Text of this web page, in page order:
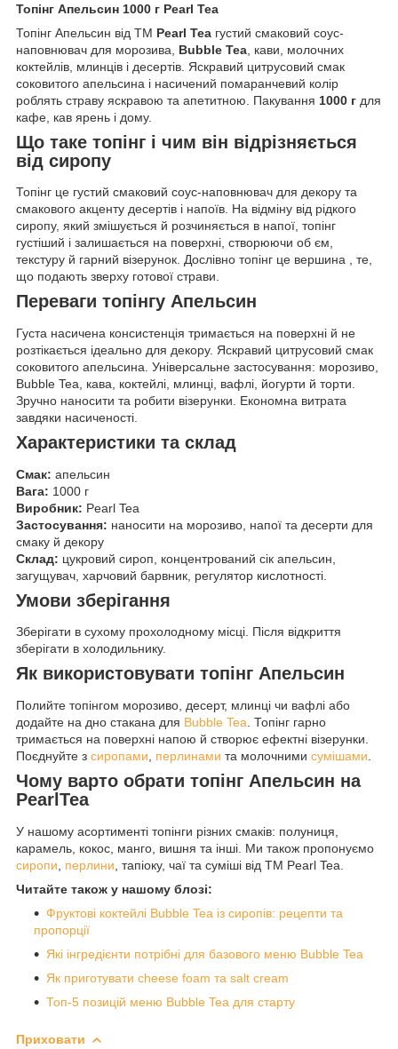
Топінг Апельсин 1000 г Pearl Tea
Топінг Апельсин від ТМ Pearl Tea густий смаковий соус-
наповнювач для морозива, Bubble Tea , кави, молочних
коктейлів, млинців і десертів. Яскравий цитрусовий смак
соковитого апельсина і насичений помаранчевий колір
роблять страву яскравою та апетитною. Пакування 1000 г для
кафе, кав ярень і дому.
Що таке топінг і чим він відрізняється
від сиропу
Топінг це густий смаковий соус-наповнювач для декору та
смакового акценту десертів і напоїв. На відміну від рідкого
сиропу, який змішується й розчиняється в напої, топінг
густіший і залишається на поверхні, створюючи об єм,
текстуру й гарний візерунок. Дослівно топінг це вершина , те,
що подають зверху готової страви.
Переваги топінгу Апельсин
Густа насичена консистенція тримається на поверхні й не
розтікається ідеально для декору. Яскравий цитрусовий смак
соковитого апельсина. Універсальне застосування: морозиво,
Bubble Tea, кава, коктейлі, млинці, вафлі, йогурти й торти.
Зручно наносити та робити візерунки. Економна витрата
завдяки насиченості.
Характеристики та склад
Смак: апельсин
Вага: 1000 г
Виробник: Pearl Tea
Застосування: наносити на морозиво, напої та десерти для
смаку й декору
Склад: цукровий сироп, концентрований сік апельсин,
загущувач, харчовий барвник, регулятор кислотності.
Умови зберігання
Зберігати в сухому прохолодному місці. Після відкриття
зберігати в холодильнику.
Як використовувати топінг Апельсин
Полийте топінгом морозиво, десерт, млинці чи вафлі або
додайте на дно стакана для Bubble Tea . Топінг гарно
тримається на поверхні напою й створює ефектні візерунки.
Поєднуйте з сиропами перлинами та молочними сумішами
Чому варто обрати топінг Апельсин на
PearlTea
У нашому асортименті топінги різних смаків: полуниця,
карамель, кокос, манго, вишня та інші. Ми також пропонуємо
сиропи
перлини , тапіоку, чаї та суміші від ТМ Pearl Tea.
Читайте також у нашому блозі:
Фруктові коктейлі Bubble Tea із сиропів: рецепти та
пропорції
Які інгредієнти потрібні для базового меню Bubble Tea
Як приготувати cheese foam та salt cream
Топ-5 позицій меню Bubble Tea для старту
Приховати